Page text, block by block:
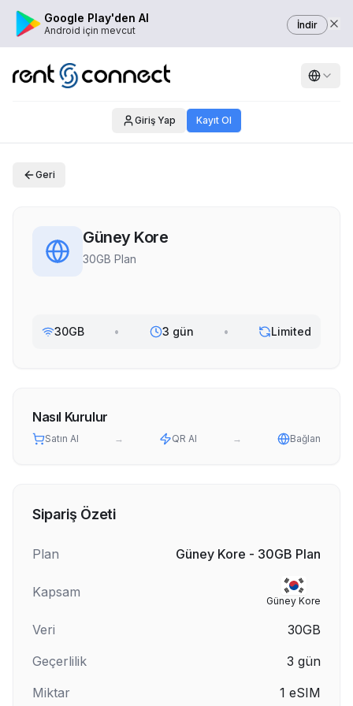
Google Play'den Al
Android için mevcut İndir
Giriş Yap Kayıt Ol
Geri
Güney Kore
30GB Plan
30GB • 3 gün • Limited
Nasıl Kurulur
Satın Al → QR Al → Bağlan
Sipariş Özeti
Plan Güney Kore - 30GB Plan
Kapsam
Güney Kore
Veri
30GB
Geçerlilik
3 gün
Miktar
1 eSIM